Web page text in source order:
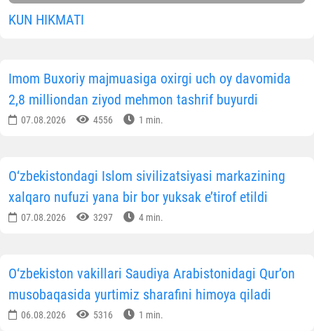
KUN HIKMATI
Imom Buxoriy majmuasiga oxirgi uch oy davomida
2,8 milliondan ziyod mehmon tashrif buyurdi
07.08.2026 4556 1 min.
O‘zbekistondagi Islom sivilizatsiyasi markazining
xalqaro nufuzi yana bir bor yuksak e’tirof etildi
07.08.2026 3297 4 min.
O‘zbekiston vakillari Saudiya Arabistonidagi Qur’on
musobaqasida yurtimiz sharafini himoya qiladi
06.08.2026 5316 1 min.